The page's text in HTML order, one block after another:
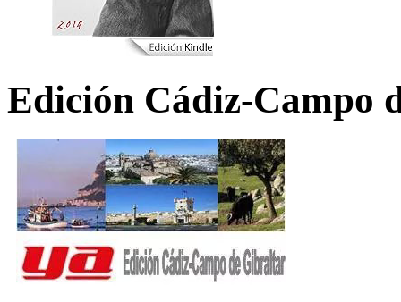
Edición Cádiz-Campo